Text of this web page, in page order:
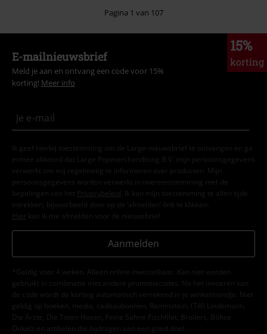
Pagina 1 van 107
15%
korting
E-mailnieuwsbrief
Meld je aan en ontvang een code voor 15%
korting! Meer info
Ik geef hierbij toestemming om de Large-nieuwsbrief te ontvangen en ga
ermee akkoord dat Large Popmerchandising B.V. mijn persoonsgegevens
verwerkt om mij regelmatig te informeren over producten. Mijn
persoonsgegevens worden verwerkt in overeenstemming met de
bepalingen van het
Privacybeleid . Ik kan mijn toestemming te allen tijde
intrekken, bijvoorbeeld door op de ‘afmelden’-link te klikken.
Hier kan ik me afmelden voor de nieuwsbrief.
Aanmelden
*Geldig voor 4 weken. Alleen online inwisselbaar. Kan niet worden
gebruikt in combinatie met andere promotiecodes. Na het invoeren van
de code wordt de korting automatisch verrekend in je winkelmandje. Niet
geldig op boeken, media, cadeaubonnen, Rammstein, (Till) Lindemann,
Die Ärzte, Die Toten Hosen, Feine Sahne Fischfilet, Broilers, Böhse
Onkelz en artikelen die bijdragen aan een goed doel.